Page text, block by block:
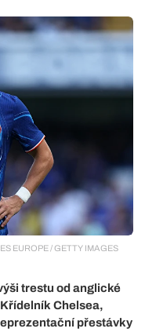
EUROPE / GETTY IMAGES
trestu od anglické
Chelsea,
přestávky